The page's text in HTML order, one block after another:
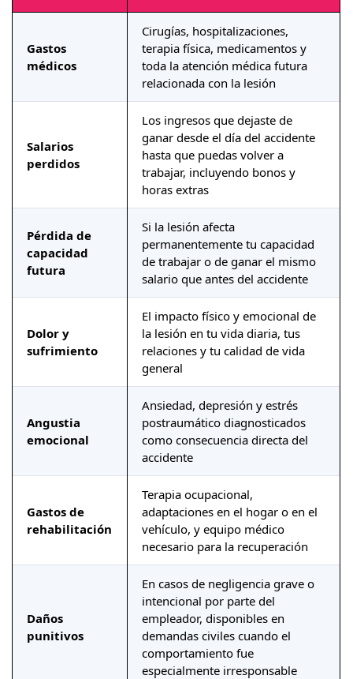
Gastos
médicos
Cirugías, hospitalizaciones,
terapia física, medicamentos y
toda la atención médica futura
relacionada con la lesión
Salarios
perdidos
Los ingresos que dejaste de
ganar desde el día del accidente
hasta que puedas volver a
trabajar, incluyendo bonos y
horas extras
Pérdida de
capacidad
futura
Si la lesión afecta
permanentemente tu capacidad
de trabajar o de ganar el mismo
salario que antes del accidente
Dolor y
sufrimiento
El impacto físico y emocional de
la lesión en tu vida diaria, tus
relaciones y tu calidad de vida
general
Angustia
emocional
Ansiedad, depresión y estrés
postraumático diagnosticados
como consecuencia directa del
accidente
Gastos de
rehabilitación
Terapia ocupacional,
adaptaciones en el hogar o en el
vehículo, y equipo médico
necesario para la recuperación
Daños
punitivos
En casos de negligencia grave o
intencional por parte del
empleador, disponibles en
demandas civiles cuando el
comportamiento fue
especialmente irresponsable